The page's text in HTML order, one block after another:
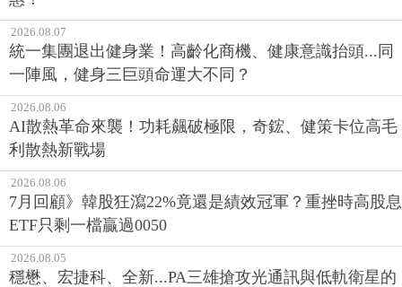
2026.08.07
統一集團退出健身業！高齡化商機、健康意識抬頭...同
一陣風，健身三巨頭命運大不同？
2026.08.06
AI散熱革命來襲！功耗飆破極限，奇鋐、健策卡位高毛
利散熱新戰場
2026.08.06
7月回顧》韓股狂瀉22%竟還是績效冠軍？重挫時高股息
ETF只剩一檔贏過0050
2026.08.05
穩懋、宏捷科、全新...PA三雄搶攻光通訊與低軌衛星的